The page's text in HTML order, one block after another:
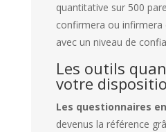
quantitative sur 500
confirmera ou infirmera
avec un niveau de
Les outils
votre
Les questionnaires
devenus la référence